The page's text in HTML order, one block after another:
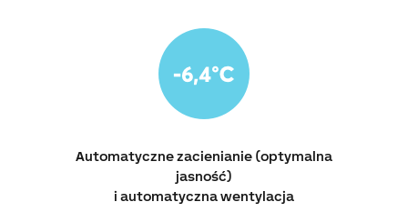
Automatyczne zacienianie (optymalna
jasność)
i automatyczna wentylacja